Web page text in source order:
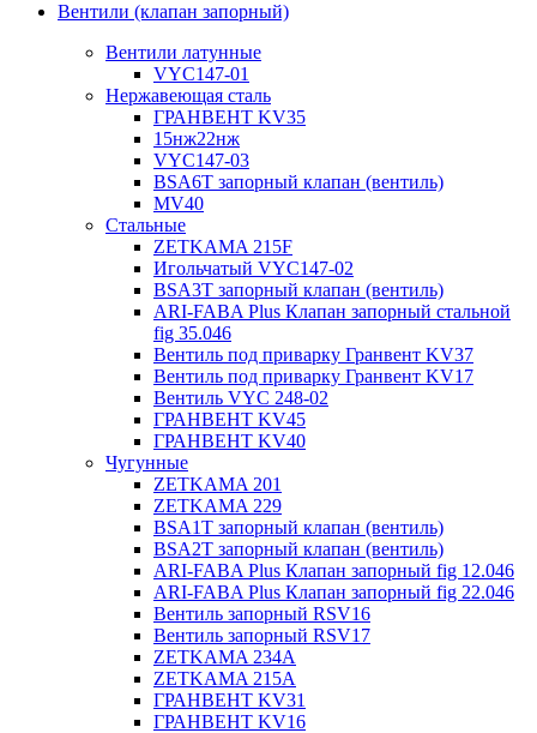
Вентили (клапан запорный)
Вентили латунные
VYC147-01
Нержавеющая сталь
ГРАНВЕНТ KV35
15нж22нж
VYC147-03
BSA6T запорный клапан (вентиль)
MV40
Стальные
ZETKAMA 215F
Игольчатый VYC147-02
BSA3T запорный клапан (вентиль)
ARI-FABA Plus Клапан запорный стальной
fig 35.046
Вентиль под приварку Гранвент KV37
Вентиль под приварку Гранвент KV17
Вентиль VYC 248-02
ГРАНВЕНТ KV45
ГРАНВЕНТ KV40
Чугунные
ZETKAMA 201
ZETKAMA 229
BSA1T запорный клапан (вентиль)
BSA2T запорный клапан (вентиль)
ARI-FABA Plus Клапан запорный fig 12.046
ARI-FABA Plus Клапан запорный fig 22.046
Вентиль запорный RSV16
Вентиль запорный RSV17
ZETKAMA 234A
ZETKAMA 215A
ГРАНВЕНТ KV31
ГРАНВЕНТ KV16